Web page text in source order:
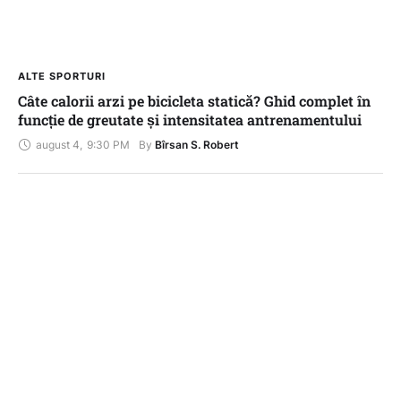
ALTE SPORTURI
Câte calorii arzi pe bicicleta statică? Ghid complet în
funcție de greutate și intensitatea antrenamentului
august 4 9:30 PM By Bîrsan S. Robert